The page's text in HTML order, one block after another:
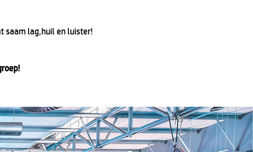
saam lag,huil en luister!